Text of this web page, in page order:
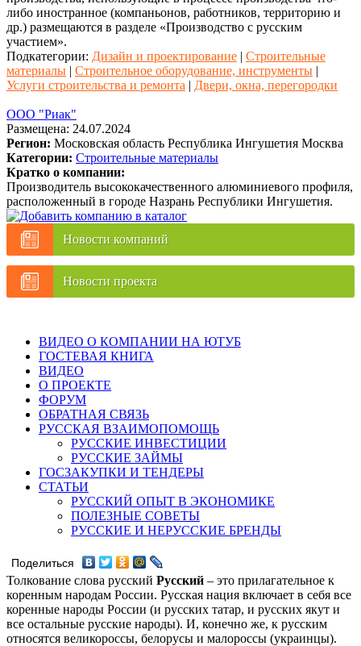
либо иностранное (компаньонов, работников, территорию и
др.) размещаются в разделе «Производство с русским
участием».
Подкатегории: Дизайн и проектирование | Строительные
материалы | Строительное оборудование, инструменты |
Услуги строительства и ремонта | Двери, окна, перегородки
ООО "Риак"
Размещена: 24.07.2024
Регион: Московская область Республика Ингушетия Москва
Категории: Строительные материалы
Кратко о компании:
Производитель высококачественного алюминиевого профиля,
расположенный в городе Назрань Республики Ингушетия.
Новости компаний
Новости проекта
ВИДЕО О КОМПАНИИ НА ЮТУБ
ГОСТЕВАЯ КНИГА
ВИДЕО
О ПРОЕКТЕ
ФОРУМ
ОБРАТНАЯ СВЯЗЬ
РУССКАЯ ВЗАИМОПОМОЩЬ
РУССКИЕ ИНВЕСТИЦИИ
РУССКИЕ ЗАЙМЫ
ГОСЗАКУПКИ И ТЕНДЕРЫ
СТАТЬИ
РУССКИЙ ОПЫТ В ЭКОНОМИКЕ
ПОЛЕЗНЫЕ СОВЕТЫ
РУССКИЕ И НЕРУССКИЕ БРЕНДЫ
Поделиться
Толкование слова русский Русский – это прилагательное к
коренным народам России. Русская нация включает в себя все
коренные народы России (и русских татар, и русских якут и
все остальные русские народы). И, конечно же, к русским
относятся великороссы, белорусы и малороссы (украинцы).